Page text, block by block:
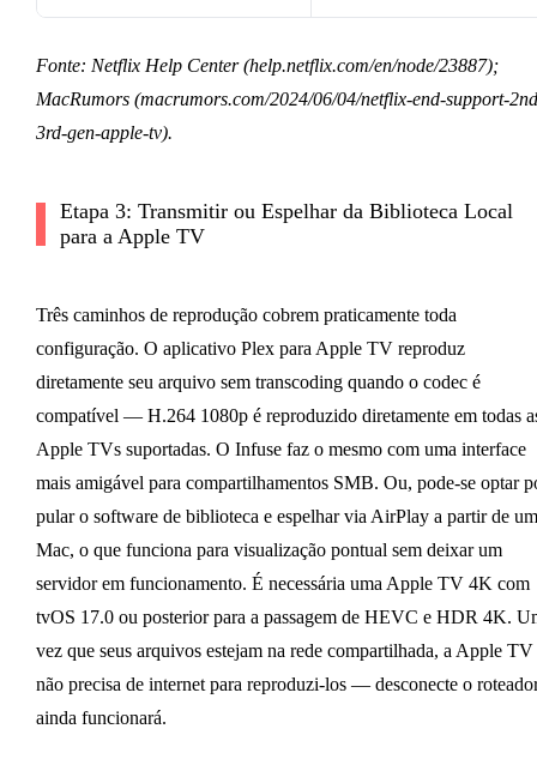
Fonte: Netflix Help Center (help.netflix.com/en/node/23887);
MacRumors (macrumors.com/2024/06/04/netflix-end-support-
3rd-gen-apple-tv).
Etapa 3: Transmitir ou Espelhar da Biblioteca Local
para a Apple TV
Três caminhos de reprodução cobrem praticamente toda
configuração. O aplicativo Plex para Apple TV reproduz
diretamente seu arquivo sem transcoding quando o codec é
compatível — H.264 1080p é reproduzido diretamente em todas
Apple TVs suportadas. O Infuse faz o mesmo com uma interface
mais amigável para compartilhamentos SMB. Ou, pode-se optar
pular o software de biblioteca e espelhar via AirPlay a partir de um
Mac, o que funciona para visualização pontual sem deixar um
servidor em funcionamento. É necessária uma Apple TV 4K com
tvOS 17.0 ou posterior para a passagem de HEVC e HDR 4K.
vez que seus arquivos estejam na rede compartilhada, a Apple TV
não precisa de internet para reproduzi-los — desconecte o
ainda funcionará.